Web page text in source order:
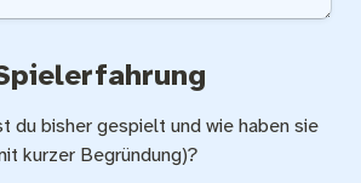
du bisher gespielt und wie haben sie
kurzer Begründung)?